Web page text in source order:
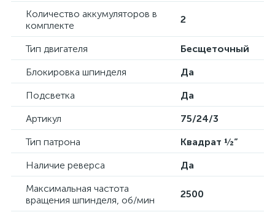
Количество аккумуляторов в
комплекте
2
Тип двигателя
Бесщеточный
Блокировка шпинделя
Да
Подсветка
Да
Артикул
75/24/3
Тип патрона
Квадрат ½”
Наличие реверса
Да
Максимальная частота
вращения шпинделя, об/мин
2500